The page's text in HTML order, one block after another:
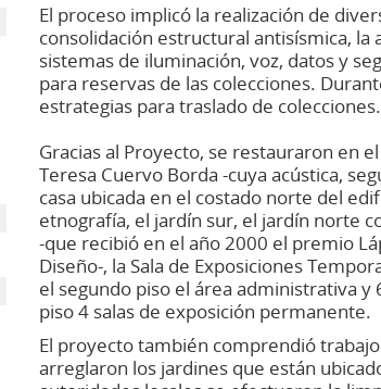
El proceso implicó la realización de
consolidación estructural antisísmica, la
sistemas de iluminación, voz, datos y
para reservas de las colecciones.
estrategias para traslado de colecciones.
Gracias al Proyecto, se restauraron en
Teresa Cuervo Borda -cuya acústica,
casa ubicada en el costado norte del
etnografía, el jardín sur, el jardín norte
-que recibió en el año 2000 el premio
Diseño-, la Sala de Exposiciones
el segundo piso el área administrativa
piso 4 salas de exposición permanente.
El proyecto también comprendió
arreglaron los jardines que están